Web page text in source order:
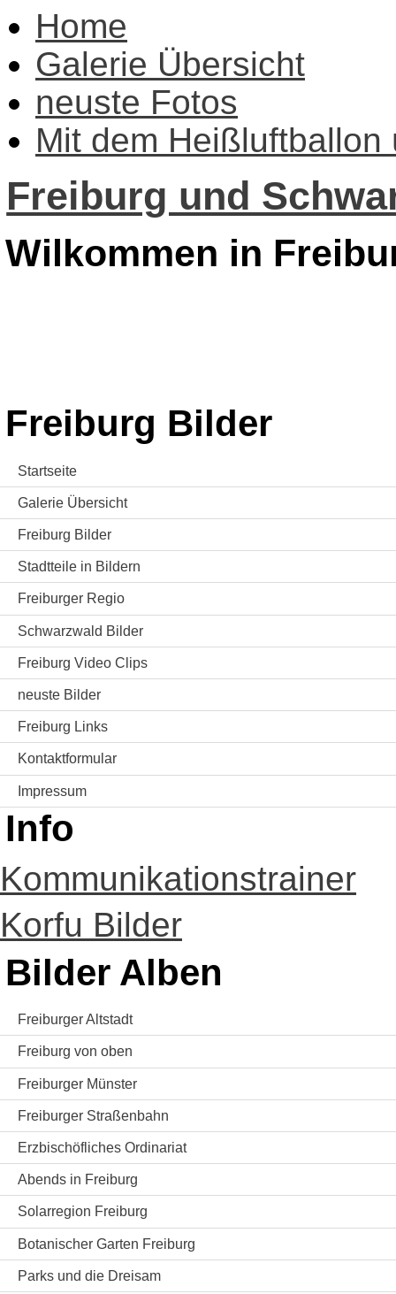
Home
Galerie Übersicht
neuste Fotos
Mit dem Heißluftballon
Freiburg und
Wilkommen in
Freiburg Bilder
Startseite
Galerie Übersicht
Freiburg Bilder
Stadtteile in Bildern
Freiburger Regio
Schwarzwald Bilder
Freiburg Video Clips
neuste Bilder
Freiburg Links
Kontaktformular
Impressum
Info
Kommunikationstrainer
Korfu Bilder
Bilder Alben
Freiburger Altstadt
Freiburg von oben
Freiburger Münster
Freiburger Straßenbahn
Erzbischöfliches Ordinariat
Abends in Freiburg
Solarregion Freiburg
Botanischer Garten Freiburg
Parks und die Dreisam